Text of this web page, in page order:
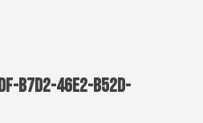
b7d2-46e2-b52d-